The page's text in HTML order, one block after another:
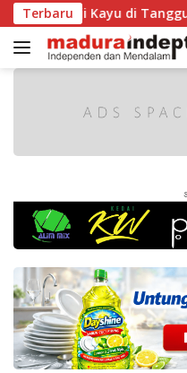
Langsung
ke
konten
Terbaru
Gergaji Kayu di